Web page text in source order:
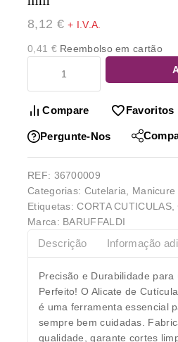
8,12 € + I.V.A.
0,41 €Reembolso em cartão
Compare Favoritos
Pergunte-Nos
REF: 36700009
Categorias: Cutelaria
Manicure
Etiquetas:CORTA CUTICULAS,
Marca: BARUFFALDI
Descrição Informação
Precisão e Durabilidade para
Perfeito! O Alicate de
é uma ferramenta essencial
sempre bem cuidadas.
qualidade, garante cortes